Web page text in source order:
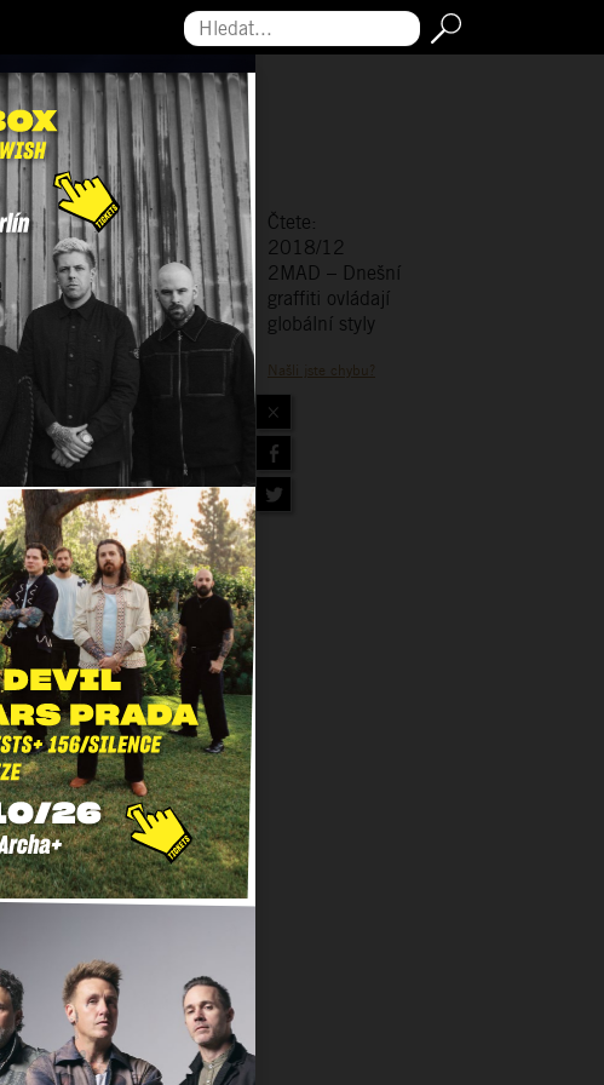
Hledat...
Čtete:
2018/12
2MAD – Dnešní
graffiti ovládají
globální styly
Našli jste chybu?
×